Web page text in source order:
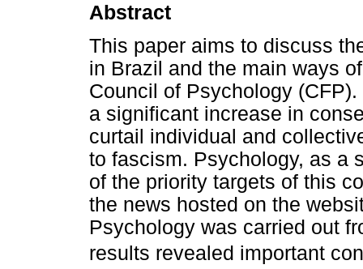
Abstract
This paper aims to discuss
in Brazil and the main ways
Council of Psychology
a significant increase in
curtail individual and
to fascism. Psychology, as a
of the priority targets of this
the news hosted on the
Psychology was carried out
results revealed important